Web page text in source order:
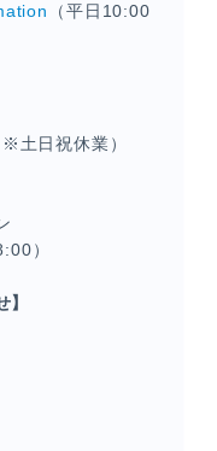
（平日10:00
土日祝休業）
）